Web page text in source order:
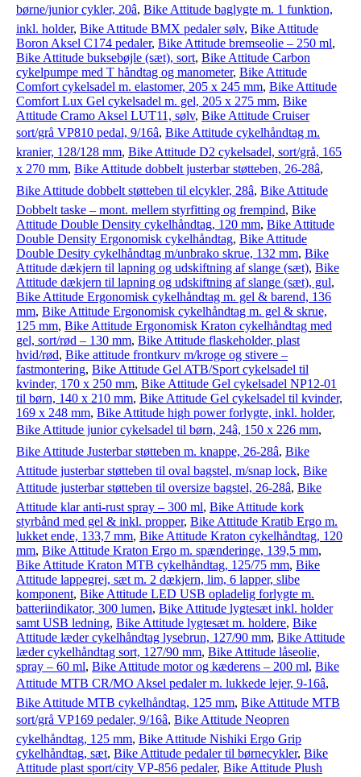
børne/junior cykler, 20â, Bike Attitude baglygte m. 1 funktion,
inkl. holder, Bike Attitude BMX pedaler sølv, Bike Attitude
Boron Aksel C174 pedaler, Bike Attitude bremseolie – 250 ml,
Bike Attitude buksebøjle (sæt), sort, Bike Attitude Carbon
cykelpumpe med T håndtag og manometer, Bike Attitude
Comfort cykelsadel m. elastomer, 205 x 245 mm, Bike Attitude
Comfort Lux Gel cykelsadel m. gel, 205 x 275 mm, Bike
Attitude Cramo Aksel LUT11, sølv, Bike Attitude Cruiser
sort/grå VP810 pedal, 9/16â, Bike Attitude cykelhåndtag m.
kranier, 128/128 mm, Bike Attitude D2 cykelsadel, sort/grå, 165
x 270 mm, Bike Attitude dobbelt justerbar støtteben, 26-28â,
Bike Attitude dobbelt støtteben til elcykler, 28â, Bike Attitude
Dobbelt taske – mont. mellem styrfitting og frempind, Bike
Attitude Double Density cykelhåndtag, 120 mm, Bike Attitude
Double Density Ergonomisk cykelhåndtag, Bike Attitude
Double Desity cykelhåndtag m/unbrako skrue, 132 mm, Bike
Attitude dækjern til lapning og udskiftning af slange (sæt), Bike
Attitude dækjern til lapning og udskiftning af slange (sæt), gul,
Bike Attitude Ergonomisk cykelhåndtag m. gel & barend, 136
mm, Bike Attitude Ergonomisk cykelhåndtag m. gel & skrue,
125 mm, Bike Attitude Ergonomisk Kraton cykelhåndtag med
gel, sort/rød – 130 mm, Bike Attitude flaskeholder, plast
hvid/rød, Bike attitude frontkurv m/kroge og stivere –
fastmontering, Bike Attitude Gel ATB/Sport cykelsadel til
kvinder, 170 x 250 mm, Bike Attitude Gel cykelsadel NP12-01
til børn, 140 x 210 mm, Bike Attitude Gel cykelsadel til kvinder,
169 x 248 mm, Bike Attitude high power forlygte, inkl. holder,
Bike Attitude junior cykelsadel til børn, 24â, 150 x 226 mm,
Bike Attitude Justerbar støtteben m. knappe, 26-28â, Bike
Attitude justerbar støtteben til oval bagstel, m/snap lock, Bike
Attitude justerbar støtteben til oversize bagstel, 26-28â, Bike
Attitude klar anti-rust spray – 300 ml, Bike Attitude kork
styrbånd med gel & inkl. propper, Bike Attitude Kratib Ergo m.
lukket ende, 133,7 mm, Bike Attitude Kraton cykelhåndtag, 120
mm, Bike Attitude Kraton Ergo m. spænderinge, 139,5 mm,
Bike Attitude Kraton MTB cykelhåndtag, 125/75 mm, Bike
Attitude lappegrej, sæt m. 2 dækjern, lim, 6 lapper, slibe
komponent, Bike Attitude LED USB opladelig forlygte m.
batteriindikator, 300 lumen, Bike Attitude lygtesæt inkl. holder
samt USB ledning, Bike Attitude lygtesæt m. holdere, Bike
Attitude læder cykelhåndtag lysebrun, 127/90 mm, Bike Attitude
læder cykelhåndtag sort, 127/90 mm, Bike Attitude låseolie,
spray – 60 ml, Bike Attitude motor og kæderens – 200 ml, Bike
Attitude MTB CR/MO Aksel pedaler m. lukkede lejer, 9-16â,
Bike Attitude MTB cykelhåndtag, 125 mm, Bike Attitude MTB
sort/grå VP169 pedaler, 9/16â, Bike Attitude Neopren
cykelhåndtag, 125 mm, Bike Attitude Nishiki Ergo Grip
cykelhåndtag, sæt, Bike Attitude pedaler til børnecykler, Bike
Attitude plast sport/city VP-856 pedaler, Bike Attitude Plush